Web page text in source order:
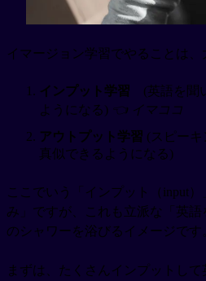
イマージョン学習でやることは、
インプット学習 (英語を聞
ようになる) 👈 イマココ
アウトプット学習 (スピー
真似できるようになる)
ここでいう「インプット（input
み」ですが、これも立派な「英
のシャワーを浴びるイメージです
まずは、たくさんインプットし